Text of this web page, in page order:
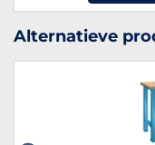
Alternatieve